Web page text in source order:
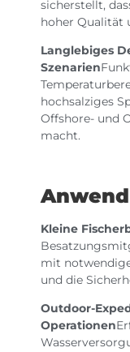
sicherstellt,
hoher Qualität
Langlebiges
Szenarien
hochsalziges
Offshore- und
macht.
Kleine
mit
und die
Outdoor-
Operationen